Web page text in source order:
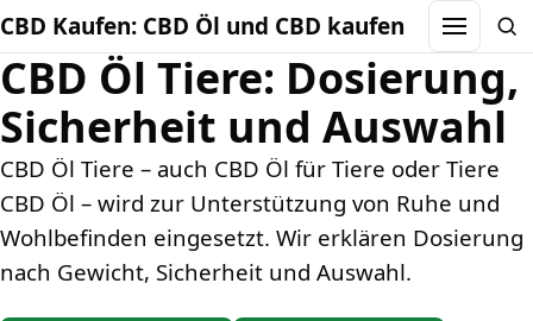
CBD Kaufen: CBD Öl und CBD kaufen Menu
CBD Öl Tiere: Dosierung,
Sicherheit und Auswahl
CBD Öl Tiere – auch CBD Öl für Tiere oder Tiere
CBD Öl – wird zur Unterstützung von Ruhe und
Wohlbefinden eingesetzt. Wir erklären Dosierung
nach Gewicht, Sicherheit und Auswahl.